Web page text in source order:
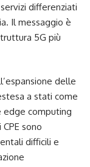
differenziati
Il messaggio è
5G più
delle
a stati come
edge computing
sono
difficili e